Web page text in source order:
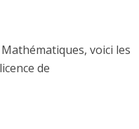
voici les
de